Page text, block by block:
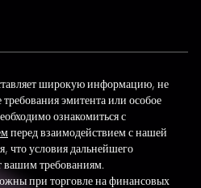
широкую информацию, не
эмитента или особое
ознакомиться с
перед взаимодействием с нашей
что условия дальнейшего
вашим требованиям.
при торговле на финансовых